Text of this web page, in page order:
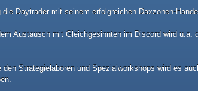
die Daytrader mit seinem erfolgreichen Daxzonen-
Austausch mit Gleichgesinnten im Discord wird
den Strategielaboren und Spezialworkshops wird es